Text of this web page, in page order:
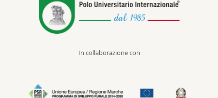
In collaborazione con